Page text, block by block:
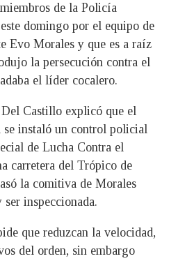
de la Policía
domingo por el equipo de
Evo Morales y que es a raíz
la persecución contra el
el líder cocalero.
Castillo explicó que el
se instaló un control policial
de Lucha Contra el
carretera del Trópico de
la comitiva de Morales
ser inspeccionada.
que reduzcan la velocidad,
del orden, sin embargo